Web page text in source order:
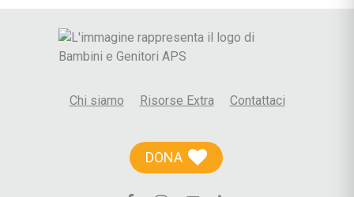
Chi siamo Risorse Extra Contattaci
DONA